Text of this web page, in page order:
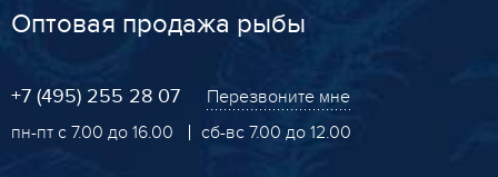
Оптовая продажа рыбы
+7 (495) 255 28 07
Перезвоните мне
пн-пт с 7.00 до 16.00
сб-вс 7.00 до 12.00